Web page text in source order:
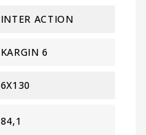
INTER ACTION
KARGIN 6
6X130
84,1